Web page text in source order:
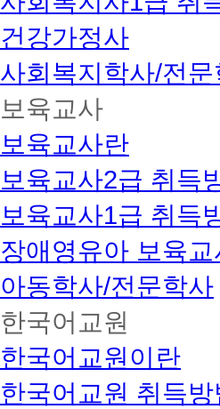
건강가정사
사회복지학사/전
보육교사
보육교사란
보육교사2급 취득
보육교사1급 취득
장애영유아 보육
아동학사/전문학사
한국어교원
한국어교원이란
한국어교원 취득방